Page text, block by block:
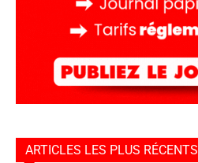
ARTICLES LES PLUS RÉCENTS